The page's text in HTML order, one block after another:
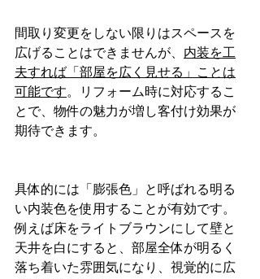
間取り変更をしない限りはスペースを
広げることはできませんが、 内装を工
夫すれば「部屋を広く見せる」ことは
可能です。リフォーム時に対応するこ
とで、物件の魅力が増し客付け効果が
期待できます。
具体的には「膨張色」と呼ばれる明る
い内装色を使用することが有効です。
例えば床をライトブラウンにして壁と
天井を白にすると、部屋全体が明るく
落ち着いた雰囲気になり、視覚的に広